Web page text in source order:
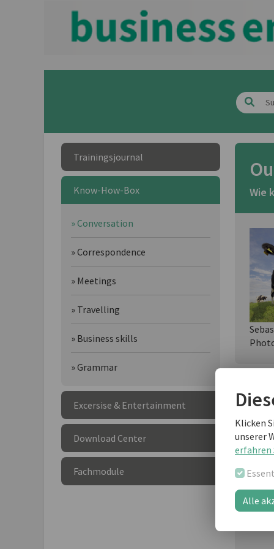
Klicken
unserer
erfahren
Alle
Trainingsjournal
Know-How-Box
» Conversation
» Correspondence
» Meetings
» Travelling
» Business skills
» Grammar
Excersise & Entertainment
Download Center
Fachmodule
Wie